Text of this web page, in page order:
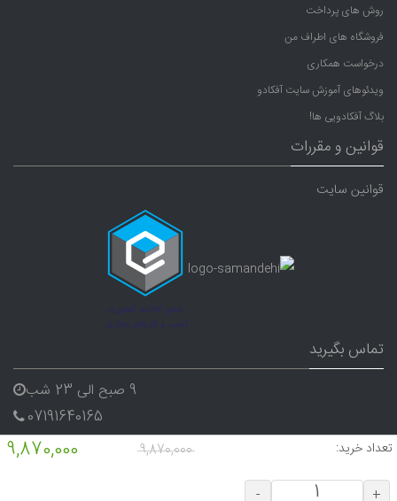
تعداد خرید:
+
-
9,870,000
9,870,000
روش های پرداخت
فروشگاه های اطراف من
درخواست همکاری
ویدئوهای آموزش سایت آفکادو
بلاگ آفکادویی ها!
قوانین و مقررات
قوانین سایت
تماس بگیرید
9 صبح الی 23 شب
07191640165
09338282656